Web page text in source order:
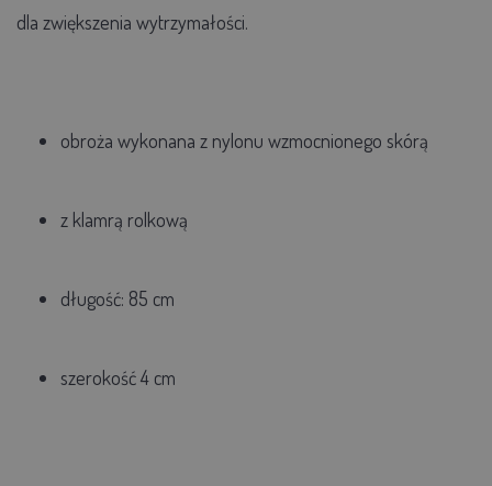
dla zwiększenia wytrzymałości.
obroża wykonana z nylonu wzmocnionego skórą
z klamrą rolkową
długość: 85 cm
szerokość 4 cm